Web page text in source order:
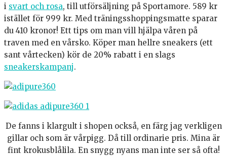
i svart och rosa, till utförsäljning på Sportamore. 589 kr
istället för 999 kr. Med träningsshoppingsmatte sparar
du 410 kronor! Ett tips om man vill hjälpa våren på
traven med en vårsko. Köper man hellre sneakers (ett
sant vårtecken) kör de 20% rabatt i en slags
sneakerskampanj.
De fanns i klargult i shopen också, en färg jag verkligen
gillar och som är vårpigg. Då till ordinarie pris. Mina är
fint krokusblålila. En snygg nyans man inte ser så ofta!